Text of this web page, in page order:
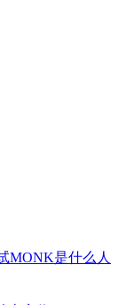
MONK是什么人